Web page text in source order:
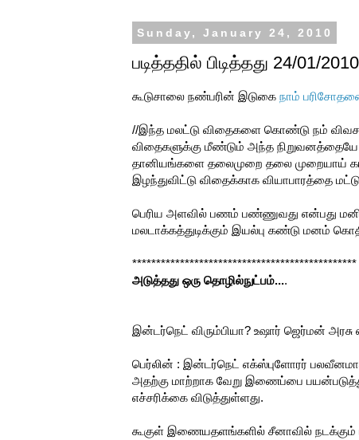
Sunday, January 24, 2010
படித்ததில் பிடித்தது 24/01/2010
கூடுசாலை நண்பரின் இடுகை நாம்
//இந்த மலட்டு விதைகளை கொண்டு நம்
விதைகளுக்கு மீண்டும் அந்த
தானியங்களை தலைமுறை தலை முறையாய்
இழந்துவிட்டு விதைக்காக வியாபாரத்தை
பெரிய அளவில் பணம் பண்ணுவது என்பது
மலடாக்கத்துடிக்கும் இயல்பு கண்டு மனம்
***********************************************
அடுத்தது ஒரு தொழில்நுட்பம்....
இன்டர்நெட் விரும்பியா? உஷார் ஜெர்மன் அரசு
பெர்லின் : இன்டர்நெட் எக்ஸ்புளோரர்
அதற்கு மாற்றாக வேறு இணைப்பை
எச்சரிக்கை விடுத்துள்ளது.
கூகுள் இணையதளங்களில் சீனாவில்